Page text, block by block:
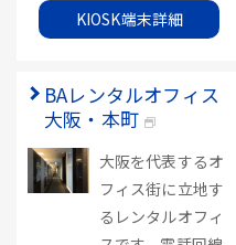
KIOSK端末詳細
BAレンタルオフィス
大阪・本町
大阪を代表するオ
フィス街に立地す
るレンタルオフィ